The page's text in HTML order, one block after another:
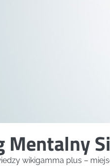
Mentalny
wikigamma plus –